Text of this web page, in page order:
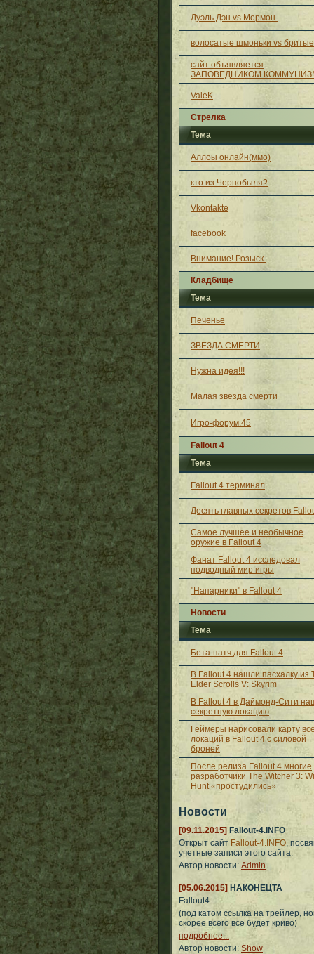
Дуэль Дэн vs Мормон.
волосатые шмоньки vs бритые
сайт объявляется
ЗАПОВЕДНИКОМ
ValeK
Стрелка
Тема
Аллоы онлайн(ммо)
кто из Чернобыля?
Vkontakte
facebook
Внимание! Розыск.
Кладбище
Тема
Печенье
ЗВЕЗДА СМЕРТИ
Нужна идея!!!
Малая звезда смерти
Игро-форум.45
Fallout 4
Тема
Fallout 4 терминал
Десять главных секретов
Самое лучшее и необычное
оружие в Fallout 4
Фанат Fallout 4 исследовал
подводный мир игры
"Напарники" в Fallout 4
Новости
Тема
Бета-патч для Fallout 4
В Fallout 4 нашли пасхалку из
Elder Scrolls V: Skyrim
В Fallout 4 в Даймонд-Сити
секретную локацию
Геймеры нарисовали карту
локаций в Fallout 4 с силовой
броней
После релиза Fallout 4 многие
разработчики The Witcher 3:
Hunt «простудились»
Новости
[09.11.2015] Fallout-4.INFO
Открыт сайт Fallout-4.INFO,
учетные записи этого сайта.
Автор новости: Admin
[05.06.2015] НАКОНЕЦТА
Fallout4
(под катом ссылка на трейлер,
скорее всего все будет криво)
подробнее...
Автор новости: Show